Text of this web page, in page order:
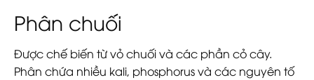
Phân chuối
Được chế biến từ vỏ chuối và các phần cỏ cây.
Phân chứa nhiều kali, phosphorus và các nguyên tố